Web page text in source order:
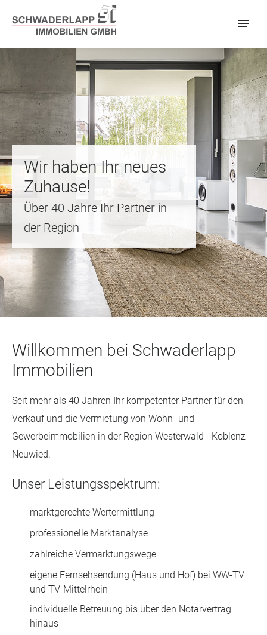
Wir haben Ihr neues
Zuhause!
Über 40 Jahre Ihr Partner in
der Region
Willkommen bei Schwaderlapp
Immobilien
Seit mehr als 40 Jahren Ihr kompetenter Partner für den
Verkauf und die Vermietung von Wohn- und
Gewerbeimmobilien in der Region Westerwald - Koblenz -
Neuwied.
Unser Leistungsspektrum:
marktgerechte Wertermittlung
professionelle Marktanalyse
zahlreiche Vermarktungswege
eigene Fernsehsendung (Haus und Hof) bei WW-TV
und TV-Mittelrhein
individuelle Betreuung bis über den Notarvertrag
hinaus